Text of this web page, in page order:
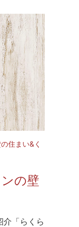
住まい&く
の壁
「らくら